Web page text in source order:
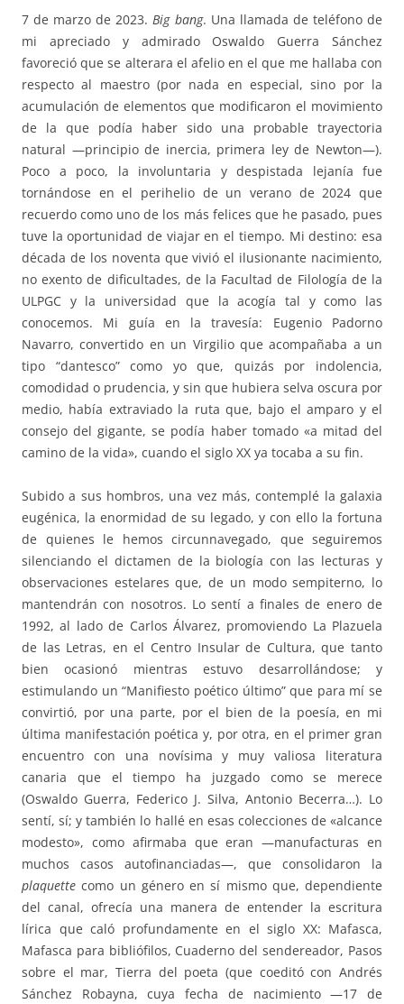
7 de marzo de 2023.Big bang. Una llamada de teléfono de
mi apreciado y admirado Oswaldo Guerra Sánchez
favoreció que se alterara el afelio en el que me hallaba con
respecto al maestro (por nada en especial, sino por la
acumulación de elementos que modificaron el movimiento
de la que podía haber sido una probable trayectoria
natural —principio de inercia, primera ley de Newton—).
Poco a poco, la involuntaria y despistada lejanía fue
tornándose en el perihelio de un verano de 2024 que
recuerdo como uno de los más felices que he pasado, pues
tuve la oportunidad de viajar en el tiempo. Mi destino: esa
década de los noventa que vivió el ilusionante nacimiento,
no exento de dificultades, de la Facultad de Filología de la
ULPGC y la universidad que la acogía tal y como las
conocemos. Mi guía en la travesía: Eugenio Padorno
Navarro, convertido en un Virgilio que acompañaba a un
tipo “dantesco” como yo que, quizás por indolencia,
comodidad o prudencia, y sin que hubiera selva oscura por
medio, había extraviado la ruta que, bajo el amparo y el
consejo del gigante, se podía haber tomado «a mitad del
camino de la vida», cuando el siglo XX ya tocaba a su fin.
Subido a sus hombros, una vez más, contemplé la galaxia
eugénica, la enormidad de su legado, y con ello la fortuna
de quienes le hemos circunnavegado, que seguiremos
silenciando el dictamen de la biología con las lecturas y
observaciones estelares que, de un modo sempiterno, lo
mantendrán con nosotros. Lo sentí a finales de enero de
1992, al lado de Carlos Álvarez, promoviendo La Plazuela
de las Letras, en el Centro Insular de Cultura, que tanto
bien ocasionó mientras estuvo desarrollándose; y
estimulando un “Manifiesto poético último” que para mí se
convirtió, por una parte, por el bien de la poesía, en mi
última manifestación poética y, por otra, en el primer gran
encuentro con una novísima y muy valiosa literatura
canaria que el tiempo ha juzgado como se merece
(Oswaldo Guerra, Federico J. Silva, Antonio Becerra…). Lo
sentí, sí; y también lo hallé en esas colecciones de «alcance
modesto», como afirmaba que eran —manufacturas en
muchos casos autofinanciadas—, que consolidaron la
plaquettecomo un género en sí mismo que, dependiente
del canal, ofrecía una manera de entender la escritura
lírica que caló profundamente en el siglo XX: Mafasca,
Mafasca para bibliófilos, Cuaderno del sendereador, Pasos
sobre el mar, Tierra del poeta (que coeditó con Andrés
Sánchez Robayna, cuya fecha de nacimiento —17 de